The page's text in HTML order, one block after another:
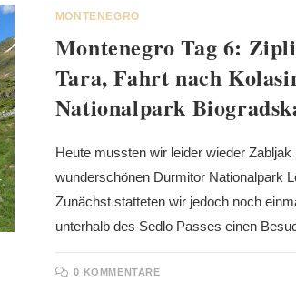
MONTENEGRO
Montenegro Tag 6:
Tara, Fahrt nach
Nationalpark
Heute mussten wir leider wieder Zabljak
wunderschönen Durmitor Nationalpark
Zunächst statteten wir jedoch noch
unterhalb des Sedlo Passes einen
0 KOMMENTARE